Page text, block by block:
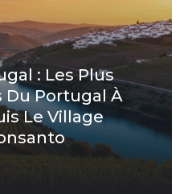
: Les Plus
Du Portugal À
Le Village